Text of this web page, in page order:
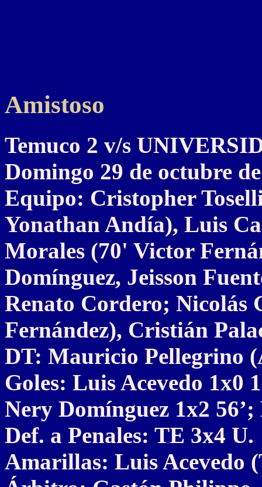
Amistoso
Temuco 2 v/s
Domingo 29 de octubre
Equipo: Cristopher
Yonathan Andía), Luis
Morales (70' Victor
Domínguez, Jeisson
Renato Cordero; Nicolás
Fernández), Cristián
DT: Mauricio Pellegrino
Goles: Luis Acevedo 1x0
Nery Domínguez 1x2 56’;
Def. a Penales: TE 3x4 U.
Amarillas: Luis Acevedo